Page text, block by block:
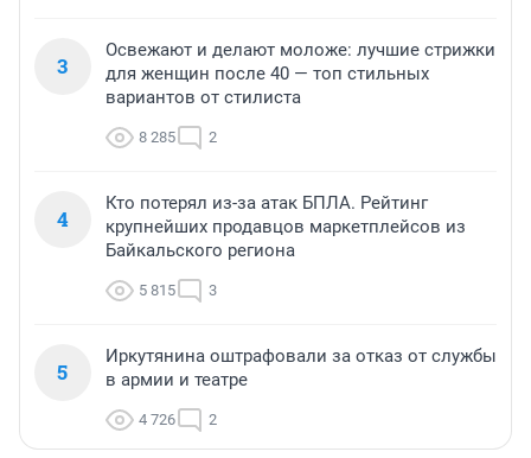
3
Освежают и делают моложе: лучшие стрижки
для женщин после 40 — топ стильных
вариантов от стилиста
8 285 2
4
Кто потерял из-за атак БПЛА. Рейтинг
крупнейших продавцов маркетплейсов из
Байкальского региона
5 815 3
5
Иркутянина оштрафовали за отказ от службы
в армии и театре
4 726 2